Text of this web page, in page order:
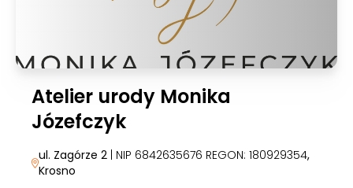
Atelier urody Monika
Józefczyk
ul. Zagórze 2 | NIP 6842635676 REGON: 180929354,
Krosno